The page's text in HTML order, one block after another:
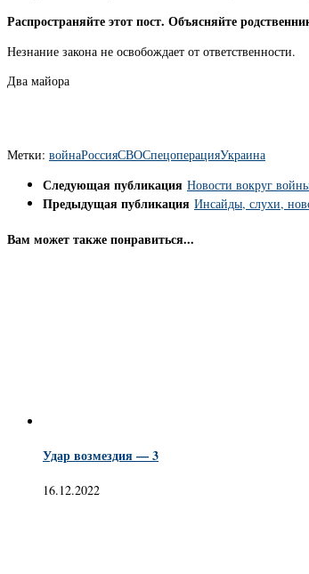
Распространяйте этот пост. Объясняйте
Незнание закона не освобождает от ответственности.
Два майора
Метки: войнаРоссияСВОСпецоперацияУкраина
Следующая публикация Новости вокруг
Предыдущая публикация Инсайды, слухи,
Вам может также понравиться...
Удар возмездия — 3
16.12.2022